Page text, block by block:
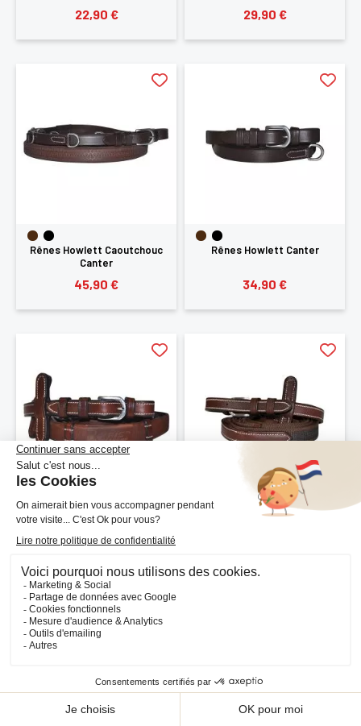
22,90 € 29,90 €
Rênes Howlett Caoutchouc
Canter
45,90 €
Rênes Howlett Canter
34,90 €
Rênes Xtreme grip à 7
Rênes supergrip Flags&Cup